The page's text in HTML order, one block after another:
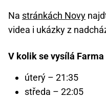
Na stránkách Novy
videa i ukázky z
V kolik se vysílá Farma
úterý – 21:35
středa – 22:05